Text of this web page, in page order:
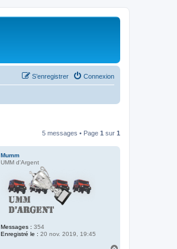
Connexion
S’enregistrer
5 messages • Page 1 sur 1
Mumm
UMM d'Argent
Messages : 354
Enregistré le : 20 nov. 2019, 19:45